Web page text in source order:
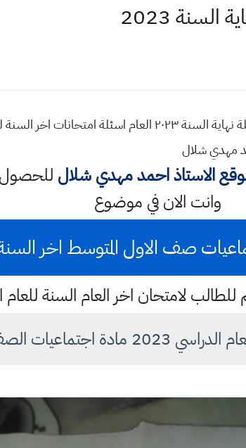
2023
مهدي شلال
الاستاذ احمد مهدي شلال
وانت الان في موضوع
صف الاول المتوسط اخر السنة
الصف اول متوسط